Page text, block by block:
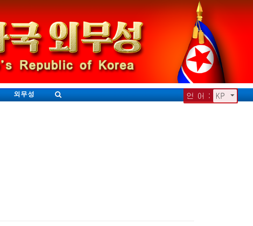
언 어 : KP
외무성